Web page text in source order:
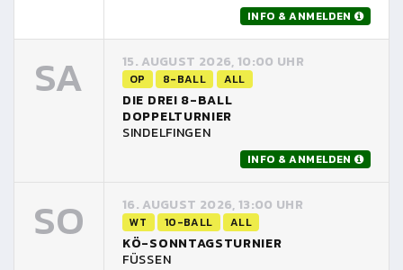
INFO & ANMELDEN
SA 15. AUGUST 2026, 10:00 UHR
OP 8-BALL ALL
DIE DREI 8-BALL
DOPPELTURNIER
SINDELFINGEN
INFO & ANMELDEN
SO 16. AUGUST 2026, 13:00 UHR
WT 10-BALL ALL
KÖ-SONNTAGSTURNIER
FÜSSEN